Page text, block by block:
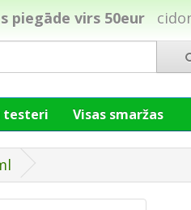
piegāde virs 50eur
testeri Visas smaržas